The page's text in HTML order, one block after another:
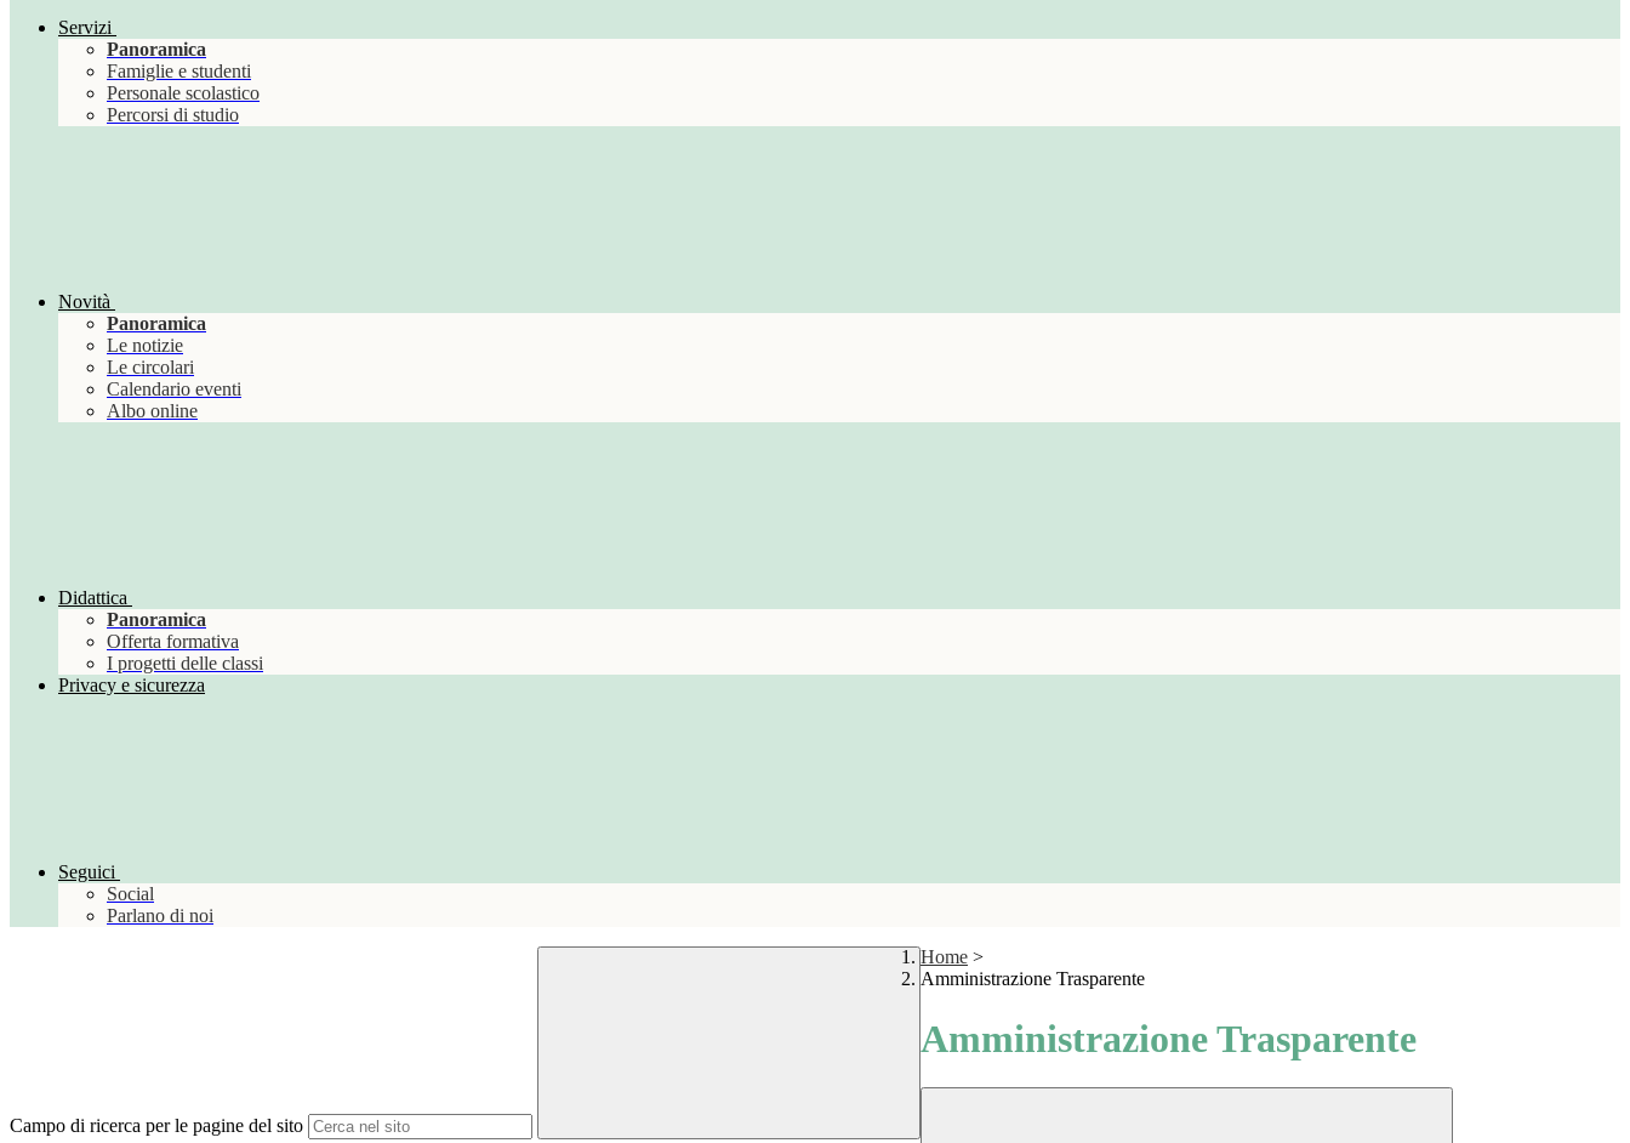
Servizi
Panoramica
Famiglie e studenti
Personale scolastico
Percorsi di studio
Novità
Panoramica
Le notizie
Le circolari
Calendario eventi
Albo online
Didattica
Panoramica
Offerta formativa
I progetti delle classi
Privacy e sicurezza
Seguici
Social
Parlano di noi
Campo di ricerca per le pagine del sito
Home >
Amministrazione Trasparente
Amministrazione Trasparente